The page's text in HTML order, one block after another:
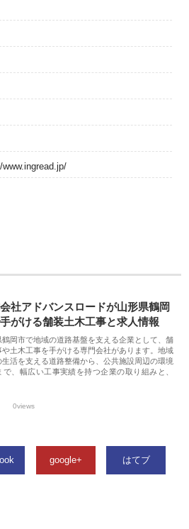
www.ingread.jp/
社アドバンスロードが山形県鶴岡
がける舗装土木工事と求人情報
鶴岡市で地域の道路基盤を支える企業として、舗
や土木工事を手がける専門会社があります。地域
生活を支える道路整備から、公共施設周辺の環境
で、幅広い工事実績を持つ企業の取り組みと、
0views
google+ はてブ